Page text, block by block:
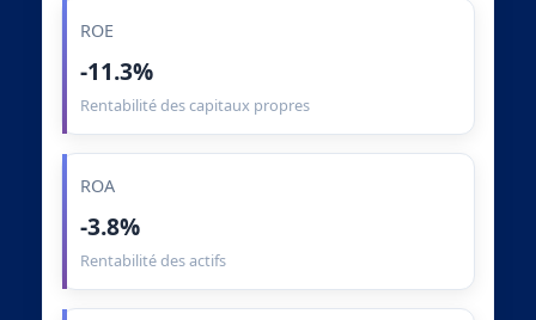
ROE
-11.3%
Rentabilité des capitaux propres
ROA
-3.8%
Rentabilité des actifs